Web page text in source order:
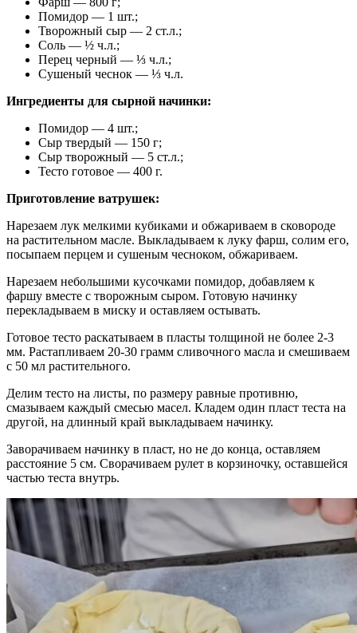
Помидор — 1 шт.;
Творожный сыр — 2 ст.л.;
Соль — ½ ч.л.;
Перец черный — ⅓ ч.л.;
Сушеный чеснок — ⅓ ч.л.
Ингредиенты для сырной начинки:
Помидор — 4 шт.;
Сыр твердый — 150 г;
Сыр творожный — 5 ст.л.;
Тесто готовое — 400 г.
Приготовление ватрушек:
Нарезаем лук мелкими кубиками и обжариваем в сковороде
на растительном масле. Выкладываем к луку фарш, солим его,
посыпаем перцем и сушеным чесноком, обжариваем.
Нарезаем небольшими кусочками помидор, добавляем к
фаршу вместе с творожным сыром. Готовую начинку
перекладываем в миску и оставляем остывать.
Готовое тесто раскатываем в пласты толщиной не более 2-3
мм. Растапливаем 20-30 грамм сливочного масла и смешиваем
с 50 мл растительного.
Делим тесто на листы, по размеру равные противню,
смазываем каждый смесью масел. Кладем один пласт теста на
другой, на длинный край выкладываем начинку.
Заворачиваем начинку в пласт, но не до конца, оставляем
расстояние 5 см. Сворачиваем рулет в корзиночку, оставшейся
частью теста внутрь.